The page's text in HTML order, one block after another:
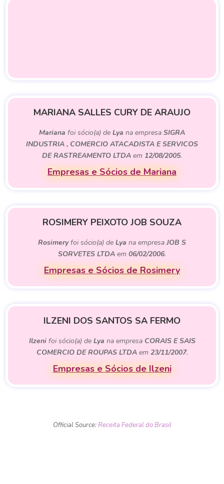
MARIANA SALLES CURY DE ARAUJO
Mariana foi sócio(a) de Lya na empresa SIGRA
INDUSTRIA , COMERCIO ATACADISTA E SERVICOS
DE RASTREAMENTO LTDA em 12/08/2005.
Empresas e Sócios de Mariana
ROSIMERY PEIXOTO JOB SOUZA
Rosimeryfoi sócio(a) de Lya na empresaJOB S
SORVETES LTDA em 06/02/2006.
Empresas e Sócios de Rosimery
ILZENI DOS SANTOS SA FERMO
Ilzenifoi sócio(a) de Lya na empresa CORAIS E SAIS
COMERCIO DE ROUPAS LTDAem 23/11/2007.
Empresas e Sócios de Ilzeni
Official Source:Receita Federal do Brasil